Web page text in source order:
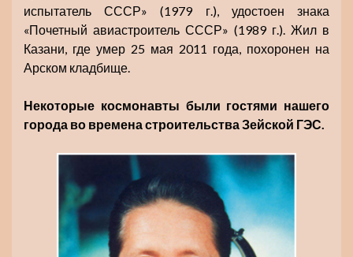
испытатель СССР» (1979 г.), удостоен знака
«Почетный авиастроитель СССР» (1989 г.). Жил в
Казани, где умер 25 мая 2011 года, похоронен на
Арском кладбище.
Некоторые космонавты были гостями нашего
города во времена строительства Зейской ГЭС.